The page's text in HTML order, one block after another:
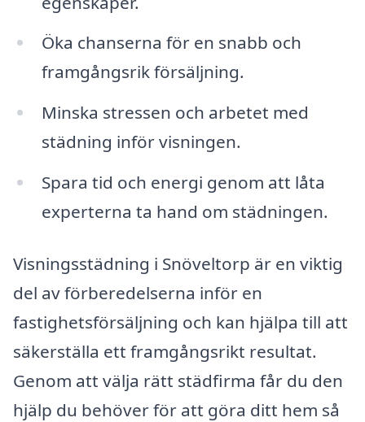
Öka chanserna för en snabb och
framgångsrik försäljning.
Minska stressen och arbetet med
städning inför visningen.
Spara tid och energi genom att låta
experterna ta hand om städningen.
Visningsstädning i Snöveltorp är en viktig
del av förberedelserna inför en
fastighetsförsäljning och kan hjälpa till att
säkerställa ett framgångsrikt resultat.
Genom att välja rätt städfirma får du den
hjälp du behöver för att göra ditt hem så